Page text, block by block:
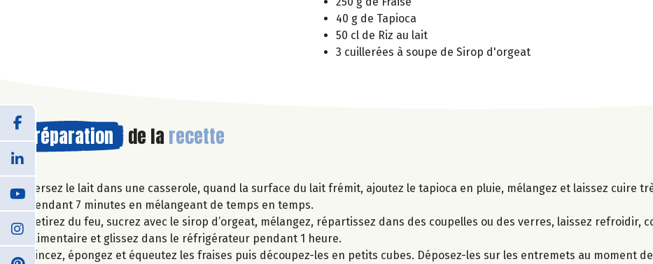
40 g de Tapioca
50 cl de Riz au lait
3 cuillerées à soupe de Sirop d'orgeat
Préparation de la recette
Versez le lait dans une casserole, quand la surface du lait frémit, ajoutez le tapioca en pluie, mélangez et laissez cuire
pendant 7 minutes en mélangeant de temps en temps.
Retirez du feu, sucrez avec le sirop d’orgeat, mélangez, répartissez dans des coupelles ou des verres, laissez refroidir,
alimentaire et glissez dans le réfrigérateur pendant 1 heure.
Rincez, épongez et équeutez les fraises puis découpez-les en petits cubes. Déposez-les sur les entremets au moment